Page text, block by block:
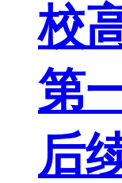
校
第
后